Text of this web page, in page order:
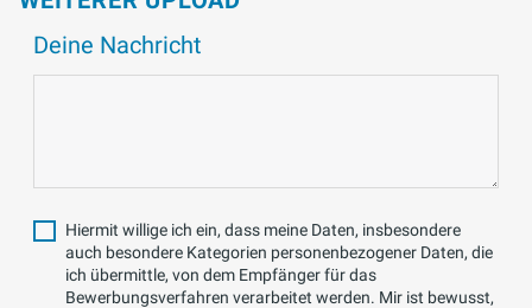
Deine Nachricht
Hiermit willige ich ein, dass meine Daten, insbesondere
auch besondere Kategorien personenbezogener Daten, die
ich übermittle, von dem Empfänger für das
Bewerbungsverfahren verarbeitet werden. Mir ist bewusst,